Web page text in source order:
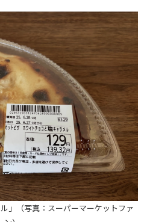
」（写真：スーパーマーケットファ